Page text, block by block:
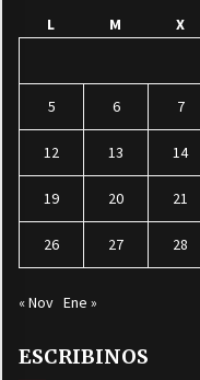
L M X
5 6 7
12 13 14
19 20 21
26 27 28
« Nov Ene »
ESCRIBINOS